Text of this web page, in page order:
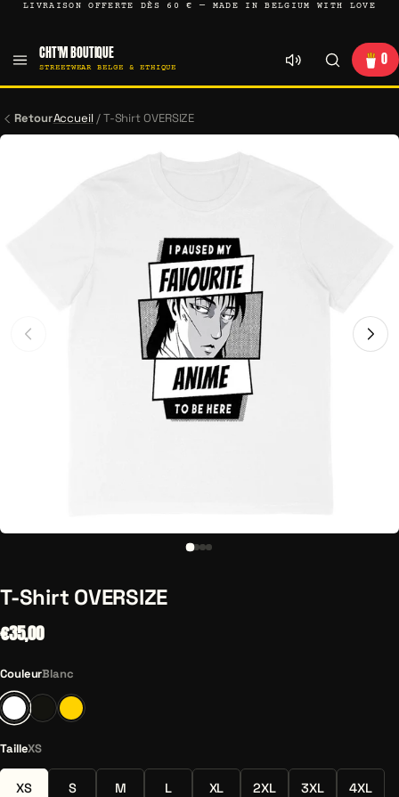
LIVRAISON OFFERTE DÈS 60 € — MADE IN BELGIUM WITH LOVE
CHT'M BOUTIQUE
STREETWEAR BELGE & ETHIQUE 0
RetourAccueil/T-Shirt OVERSIZE
T-Shirt OVERSIZE
€35,00
CouleurBlanc
BlancNoir Jaune
TailleXS
XS S M L XL 2XL 3XL 4XL